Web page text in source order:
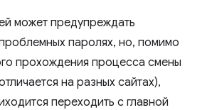
может предупреждать
паролях, но, помимо
прохождения процесса смены
на разных сайтах),
переходить с главной